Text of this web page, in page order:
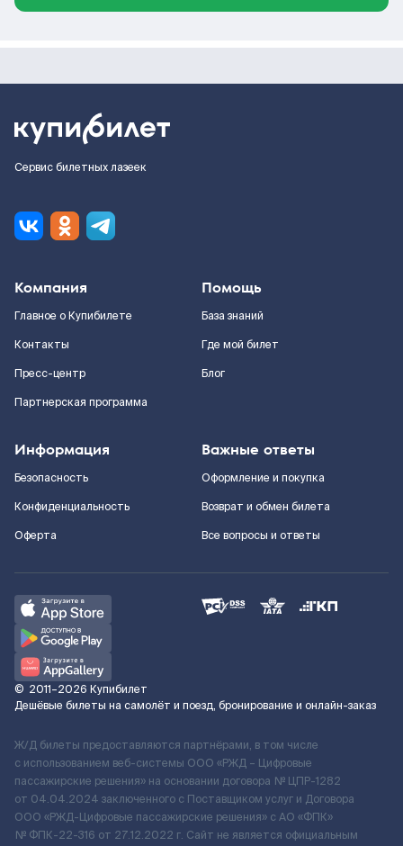
Сервис билетных лазеек
Компания
Главное о Купибилете
Контакты
Пресс-центр
Партнерская программа
Помощь
База знаний
Где мой билет
Блог
Информация
Безопасность
Конфиденциальность
Оферта
Важные ответы
Оформление и покупка
Возврат и обмен билета
Все вопросы и ответы
© 2011–2026 Купибилет
Дешёвые билеты на самолёт и поезд, бронирование и онлайн-заказ
Ж/Д билеты предоставляются партнёрами, в том числе
с использованием веб-системы ООО «РЖД – Цифровые
пассажирские решения» на основании договора № ЦПР-1282
от 04.04.2024 заключенного с Поставщиком услуг и Договора
ООО «РЖД-Цифровые пассажирские решения» c АО «ФПК»
№ ФПК-22-316 от 27.12.2022 г. Сайт не является официальным